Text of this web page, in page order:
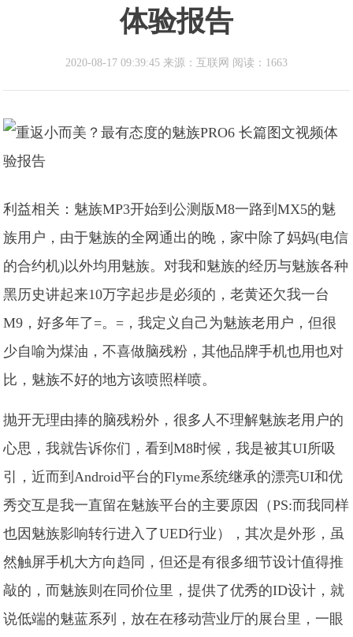
体验报告
2020-08-17 09:39:45 来源：互联网 阅读：1663
利益相关：魅族MP3开始到公测版M8一路到MX5的魅
族用户，由于魅族的全网通出的晚，家中除了妈妈(电信
的合约机)以外均用魅族。对我和魅族的经历与魅族各种
黑历史讲起来10万字起步是必须的，老黄还欠我一台
M9，好多年了=。=，我定义自己为魅族老用户，但很
少自喻为煤油，不喜做脑残粉，其他品牌手机也用也对
比，魅族不好的地方该喷照样喷。
抛开无理由捧的脑残粉外，很多人不理解魅族老用户的
心思，我就告诉你们，看到M8时候，我是被其UI所吸
引，近而到Android平台的Flyme系统继承的漂亮UI和优
秀交互是我一直留在魅族平台的主要原因（PS:而我同样
也因魅族影响转行进入了UED行业），其次是外形，虽
然触屏手机大方向趋同，但还是有很多细节设计值得推
敲的，而魅族则在同价位里，提供了优秀的ID设计，就
说低端的魅蓝系列，放在在移动营业厅的展台里，一眼